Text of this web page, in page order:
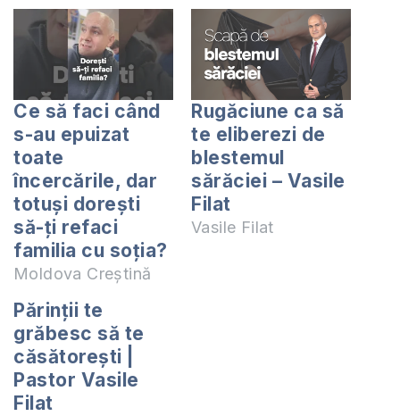
Ce să faci când
s-au epuizat
toate
încercările, dar
totuși dorești
să-ți refaci
familia cu soția?
Moldova Creștină
Rugăciune ca să
te eliberezi de
blestemul
sărăciei – Vasile
Filat
Vasile Filat
Părinții te
grăbesc să te
căsătorești |
Pastor Vasile
Filat